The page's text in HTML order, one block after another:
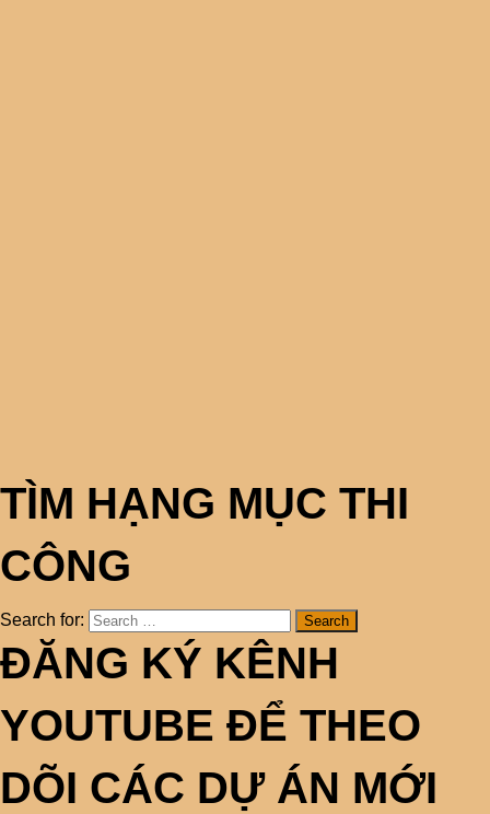
TÌM HẠNG MỤC THI
CÔNG
Search for:
ĐĂNG KÝ KÊNH
YOUTUBE ĐỂ THEO
DÕI CÁC DỰ ÁN MỚI